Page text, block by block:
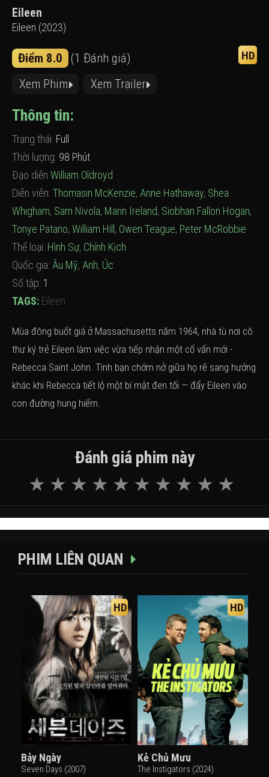
Eileen
Eileen (2023)
Điểm 8.0 (1 Đánh giá) HD
Xem Phim Xem Trailer
Thông tin:
Trạng thái: Full
Thời lượng: 98 Phút
Đạo diễn William Oldroyd
Diễn viên: Thomasin McKenzie, Anne Hathaway, Shea
Whigham, Sam Nivola, Marin Ireland, Siobhan Fallon Hogan,
Tonye Patano, William Hill , Owen Teague, Peter McRobbie
Thể loại: Hình Sự, Chính Kịch
Quốc gia: Âu Mỹ, Anh, Úc
Số tập: 1
TAGS: Eileen
Mùa đông buốt giá ở Massachusetts năm 1964, nhà tù nơi cô
thư ký trẻ Eileen làm việc vừa tiếp nhận một cố vấn mới -
Rebecca Saint John. Tình bạn chớm nở giữa họ rẽ sang hướng
khác khi Rebecca tiết lộ một bí mật đen tối — đẩy Eileen vào
con đường hung hiểm.
Đánh giá phim này
PHIM LIÊN QUAN
HD
Bảy Ngày
Seven Days (2007)
HD
Kẻ Chủ Mưu
The Instigators (2024)